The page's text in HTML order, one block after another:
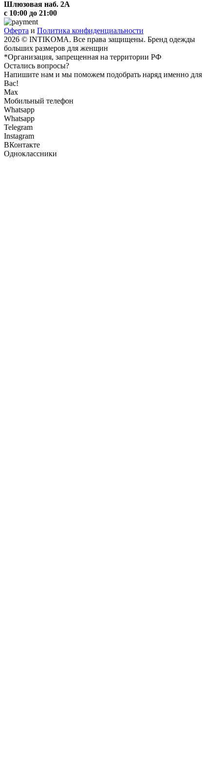
Шлюзовая наб. 2А
с 10:00 до 21:00
Оферта и Политика конфиденциальности
2026 © INTIKOMA. Все права защищены. Бренд одежды
больших размеров для женщин
*Организация, запрещенная на территории РФ
Остались вопросы?
Напишите нам и мы поможем подобрать наряд именно для
Вас!
Max
Мобильный телефон
Whatsapp
Whatsapp
Telegram
Instagram
ВКонтакте
Одноклассники